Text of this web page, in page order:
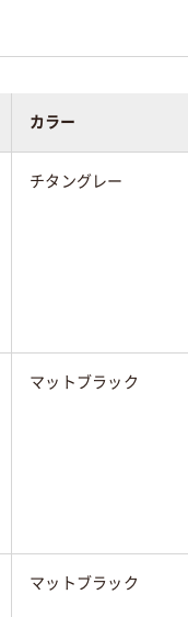
カラー
チタングレー
マットブラック
マットブラック